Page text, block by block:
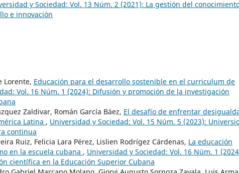
y Sociedad: Vol. 13 Núm. 2 (2021): La gestión del
e innovación
Lorente, Educación para el desarrollo sostenible en el curriculum de
Vol. 16 Núm. 1 (2024): Difusión y promoción de la investigación
Zaldivar, Román García Báez, El desafío de enfrentar
Latina , Universidad y Sociedad: Vol. 15 Núm. 5 (2023):
continua
Ruiz, Felicia Lara Pérez, Lislien Rodrígez Cárdenas, La educación
en la escuela cubana , Universidad y Sociedad: Vol. 16 Núm. 1
científica en la Educación Superior Cubana